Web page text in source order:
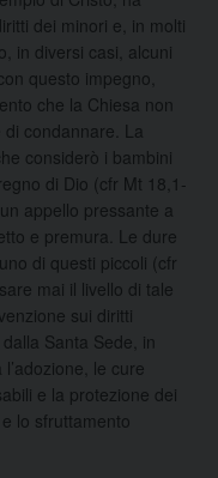
dei minori e, in molti
in diversi casi, alcuni
questo impegno,
che la Chiesa non
condannare. La
considerò i bambini
di Dio (cfr Mt 18,1-
appello pressante a
e premura. Le dure
di questi piccoli (cfr
mai il livello di tale
sui diritti
Santa Sede, in
le cure
e la protezione dei
lo sfruttamento